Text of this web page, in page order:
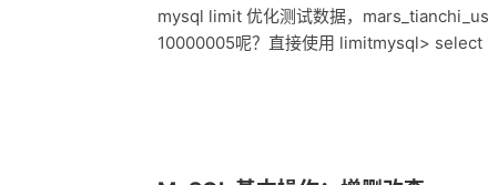
mysql limit 优化测试数据，
10000005呢？直接使用 limitmysql>